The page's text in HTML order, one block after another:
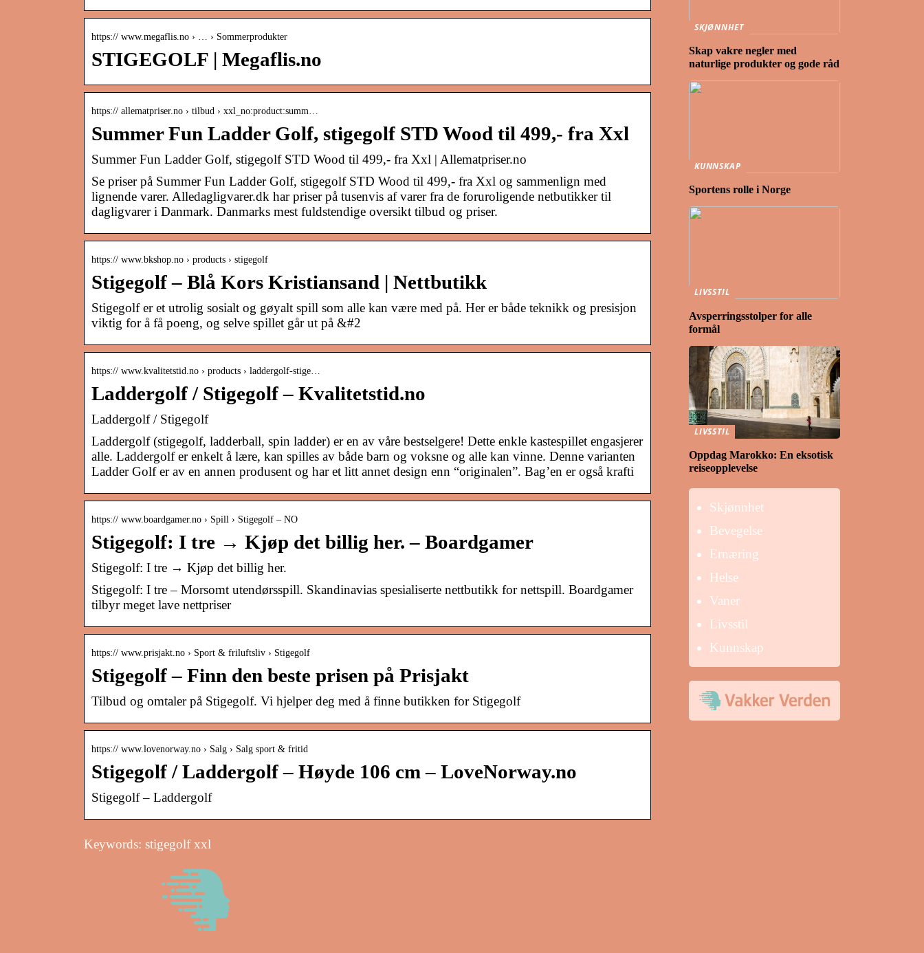
https:// www.megaflis.no › … › Sommerprodukter
STIGEGOLF | Megaflis.no
https:// allematpriser.no › tilbud › xxl_no:product:summ…
Summer Fun Ladder Golf, stigegolf STD Wood til 499,- fra Xxl
Summer Fun Ladder Golf, stigegolf STD Wood til 499,- fra Xxl | Allematpriser.no
Se priser på Summer Fun Ladder Golf, stigegolf STD Wood til 499,- fra Xxl og sammenlign med
lignende varer. Alledagligvarer.dk har priser på tusenvis af varer fra de foruroligende netbutikker til
dagligvarer i Danmark. Danmarks mest fuldstendige oversikt tilbud og priser.
https:// www.bkshop.no › products › stigegolf
Stigegolf – Blå Kors Kristiansand | Nettbutikk
Stigegolf er et utrolig sosialt og gøyalt spill som alle kan være med på. Her er både teknikk og presisjon
viktig for å få poeng, og selve spillet går ut på &#2
https:// www.kvalitetstid.no › products › laddergolf-stige…
Laddergolf / Stigegolf – Kvalitetstid.no
Laddergolf / Stigegolf
Laddergolf (stigegolf, ladderball, spin ladder) er en av våre bestselgere! Dette enkle kastespillet engasjerer
alle. Laddergolf er enkelt å lære, kan spilles av både barn og voksne og alle kan vinne. Denne varianten
Ladder Golf er av en annen produsent og har et litt annet design enn “originalen”. Bag’en er også krafti
https:// www.boardgamer.no › Spill › Stigegolf – NO
Stigegolf: I tre → Kjøp det billig her. – Boardgamer
Stigegolf: I tre → Kjøp det billig her.
Stigegolf: I tre – Morsomt utendørsspill. Skandinavias spesialiserte nettbutikk for nettspill. Boardgamer
tilbyr meget lave nettpriser
https:// www.prisjakt.no › Sport & friluftsliv › Stigegolf
Stigegolf – Finn den beste prisen på Prisjakt
Tilbud og omtaler på Stigegolf. Vi hjelper deg med å finne butikken for Stigegolf
https:// www.lovenorway.no › Salg › Salg sport & fritid
Stigegolf / Laddergolf – Høyde 106 cm – LoveNorway.no
Stigegolf – Laddergolf
Keywords: stigegolf xxl
SKJØNNHET
Skap vakre negler med
naturlige produkter og gode råd
KUNNSKAP
Sportens rolle i Norge
LIVSSTIL
Avsperringsstolper for alle
formål
LIVSSTIL
Oppdag Marokko: En eksotisk
reiseopplevelse
Skjønnhet
Bevegelse
Ernæring
Helse
Vaner
Livsstil
Kunnskap